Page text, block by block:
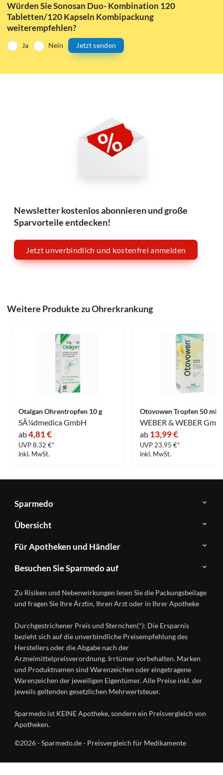
Würden Sie Sonosan Duo- Kombination 120
Tabletten/120 Kapseln Kombipackung
weiterempfehlen?
Ja Nein Jetzt senden
Newsletter kostenlos abonnieren und große
Sparvorteile entdecken!
Jetzt unverbindlich und kostenfrei anmelden
Weitere Produkte zu Ohrerkrankung
Otalgan Ohrentropfen 10 g
SÃ¼dmedica GmbH
ab4,81 €
UVP 8.32 €*
inkl. MwSt.
Otovowen Tropfen 50 ml
WEBER & WEBER
ab 13,99 €
UVP 23.95 €*
inkl. MwSt.
Sparmedo
Über
Sparmedo
FAQ
Kontakt
Datenschutz
Nutzungsbedingungen
Übersicht
Herstellerverzeichnis
Produkte
A-
Ratgeber
Wirkstoffe
Gesundheitsmagazin
Für Apotheken und Händler
&
Händlerlogin
Besuchen Sie Sparmedo auf
Instagram
Zu Risiken und Nebenwirkungen lesen Sie die Packungsbeilage
und fragen Sie Ihre Ärztin, Ihren Arzt oder in Ihrer Apotheke
Durchgestrichener Preis und Sternchen(*): Die Ersparnis
bezieht sich auf die unverbindliche Preisempfehlung des
Herstellers oder die Abgabe nach der
Arzneimittelpreisverordnung. Irrtümer vorbehalten. Marken
und Produktnamen sind Warenzeichen oder eingetragene
Warenzeichen der jeweiligen Eigentümer. Alle Preise inkl. der
jeweils geltenden gesetzlichen Mehrwertsteuer.
Sparmedo ist KEINE Apotheke, sondern ein Preisvergleich von
Apotheken.
©2026 - Sparmedo.de - Preisvergleich für Medikamente